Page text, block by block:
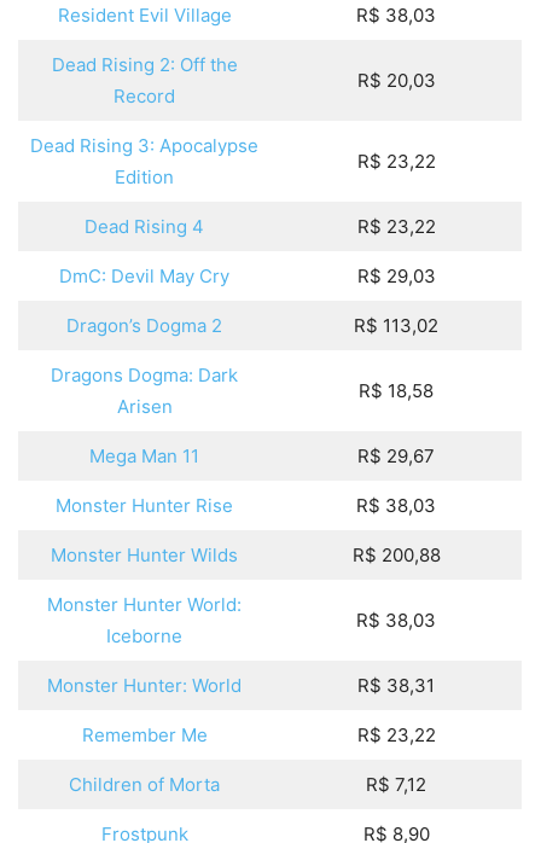
Resident Evil Village R$ 38,03
Dead Rising 2: Off the
Record
R$ 20,03
Dead Rising 3: Apocalypse
Edition
R$ 23,22
Dead Rising 4 R$ 23,22
DmC: Devil May Cry R$ 29,03
Dragon’s Dogma 2 R$ 113,02
Dragons Dogma: Dark
Arisen
R$ 18,58
Mega Man 11 R$ 29,67
Monster Hunter Rise R$ 38,03
Monster Hunter Wilds R$ 200,88
Monster Hunter World:
Iceborne
R$ 38,03
Monster Hunter: World R$ 38,31
Remember Me R$ 23,22
Children of Morta R$ 7,12
Frostpunk R$ 8,90